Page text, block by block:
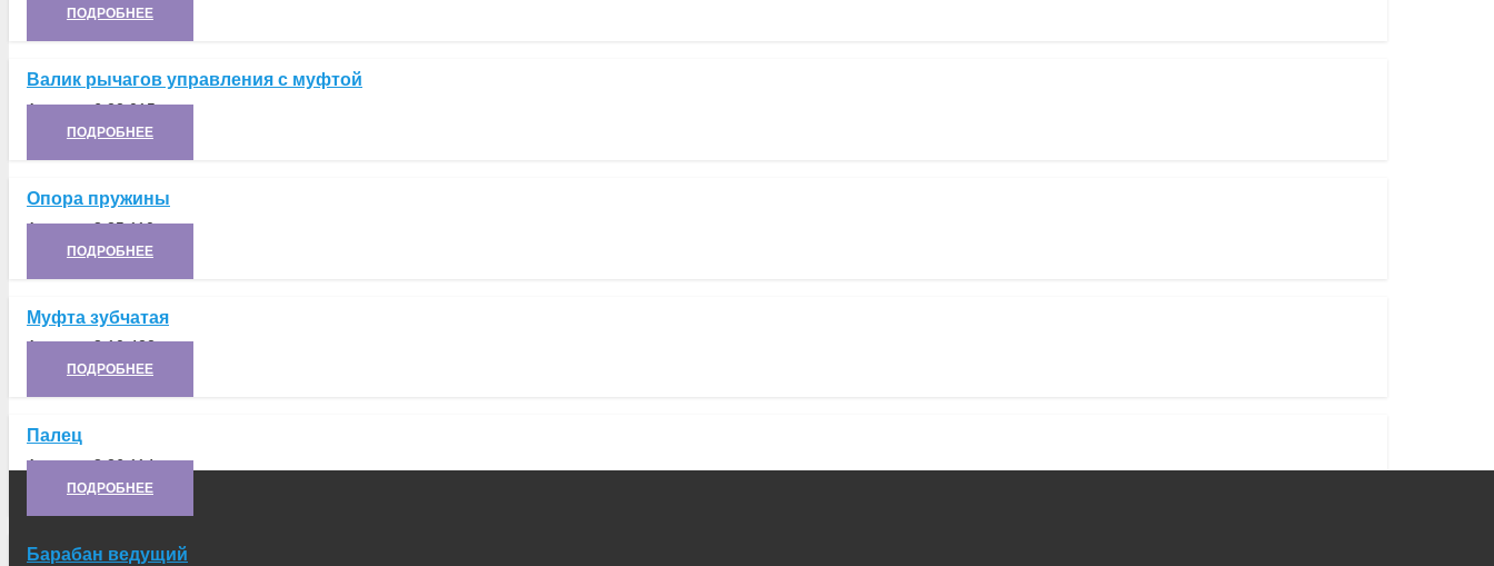
ПОДРОБНЕЕ
Валик рычагов управления с муфтой
Артикул:6.22.015
ПОДРОБНЕЕ
Опора пружины
Артикул:8.35.110
ПОДРОБНЕЕ
Муфта зубчатая
Артикул:8.10.422
ПОДРОБНЕЕ
Палец
Артикул:8.36.114
ПОДРОБНЕЕ
Барабан ведущий